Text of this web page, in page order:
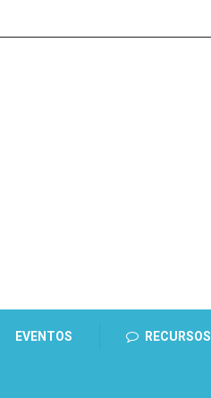
EVENTOS RECURSOS